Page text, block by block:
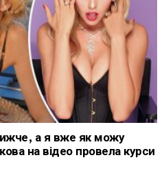
а я вже як можу
на відео провела курси